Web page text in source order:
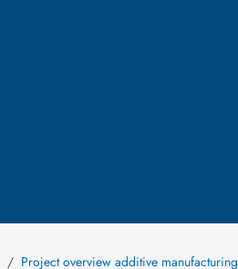
Project overview additive manufacturing